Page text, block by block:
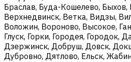
Браслав, Буда-Кошелево, Быхов,
Верхнедвинск, Ветка, Видзы,
Воложин, Вороново, Высокое,
Глуск, Горки, Городея, Городок,
Дзержинск, Добруш, Довск,
Дубровно, Дятлово, Ельск,